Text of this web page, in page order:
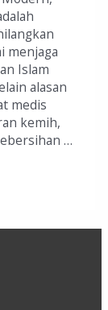
menjaga
Islam
alasan
medis
kemih,
…